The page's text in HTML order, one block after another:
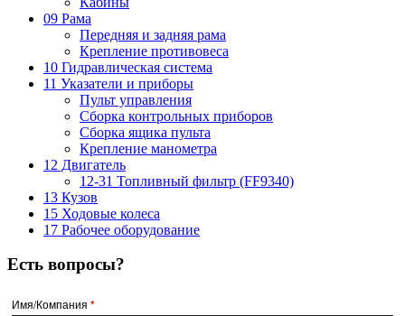
09 Рама
Передняя и задняя рама
Крепление противовеса
10 Гидравлическая система
11 Указатели и приборы
Пульт управления
Сборка контрольных приборов
Сборка ящика пульта
Крепление манометра
12 Двигатель
12-31 Топливный фильтр (FF9340)
13 Кузов
15 Ходовые колеса
17 Рабочее оборудование
Есть вопросы?
Имя/Компания *